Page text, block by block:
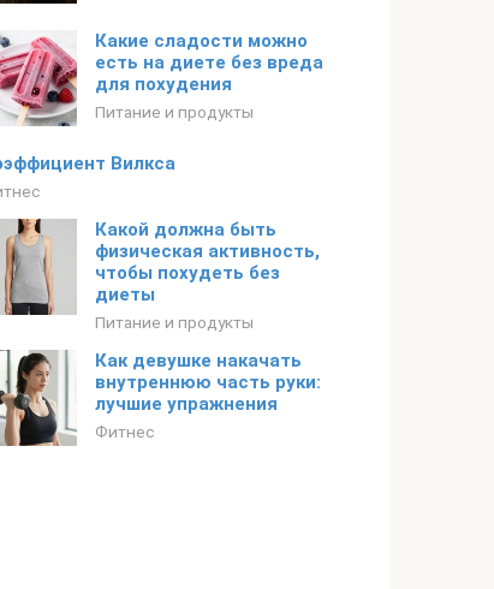
Какие сладости можно
есть на диете без вреда
для похудения
Питание и продукты
Вилкса
Какой должна быть
физическая активность,
чтобы похудеть без
диеты
Питание и продукты
Как девушке накачать
внутреннюю часть руки:
лучшие упражнения
Фитнес